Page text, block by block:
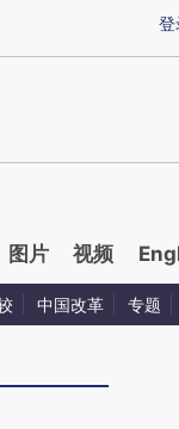
总结而成，可能与原
登
图片 视频
中国改革 专题